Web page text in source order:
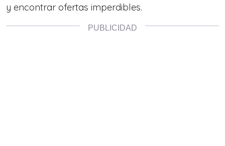
y encontrar ofertas imperdibles.